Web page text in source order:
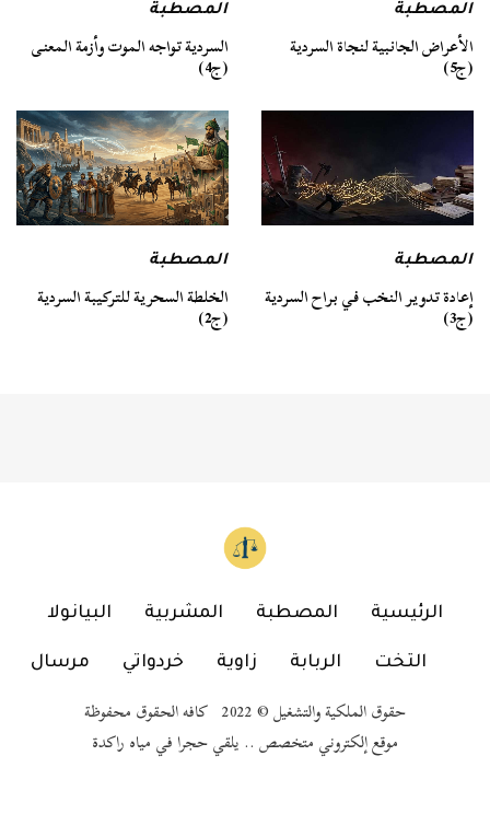
المصطبة
الأعراض الجانبية لنجاة السردية
(ج5)
المصطبة
السردية تواجه الموت وأزمة المعنى
(ج4)
المصطبة
إعادة تدوير النخب في براح السردية
(ج3)
المصطبة
الخلطة السحرية للتركيبة السردية
(ج2)
الرئيسية المصطبة المشربية البيانولا
التخت الربابة زاوية خردواتي مرسال
حقوق الملكية والتشغيل © 2022 كافه الحقوق محفوظة
موقع إلكتروني متخصص .. يلقي حجرا في مياه راكدة